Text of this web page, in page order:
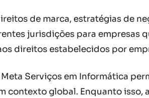
de marca, estratégias de
jurisdições para empresas
direitos estabelecidos por
Serviços em Informática
contexto global. Enquanto